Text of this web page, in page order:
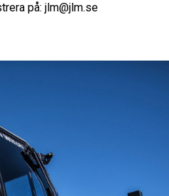
på: jlm@jlm.se